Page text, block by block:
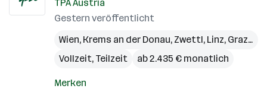
TPA Austria
Gestern veröffentlicht
Wien, Krems an der Donau, Zwettl, Linz, Graz,
Vollzeit, Teilzeit
ab 2.435 € monatlich
Merken